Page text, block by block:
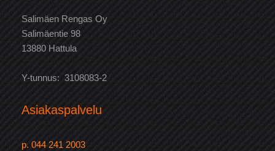
Salimäen Rengas Oy
Salimäentie 98
13880 Hattula
Y-tunnus: 3108083-2
Asiakaspalvelu
p. 044 241 2003